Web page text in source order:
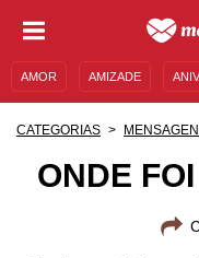
AMOR AMIZADE
CATEGORIAS
ONDE